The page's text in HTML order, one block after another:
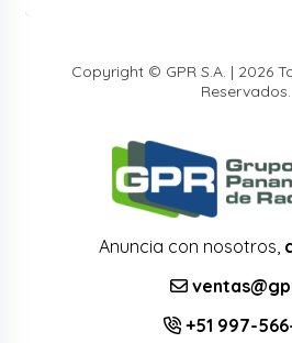
Copyright © GPR S.A. | 2026
Reservados.
Anuncia con nosotros,
+51 997-